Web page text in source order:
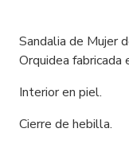
Sandalia de Mujer
Orquidea fabricada
Interior en piel.
Cierre de hebilla.